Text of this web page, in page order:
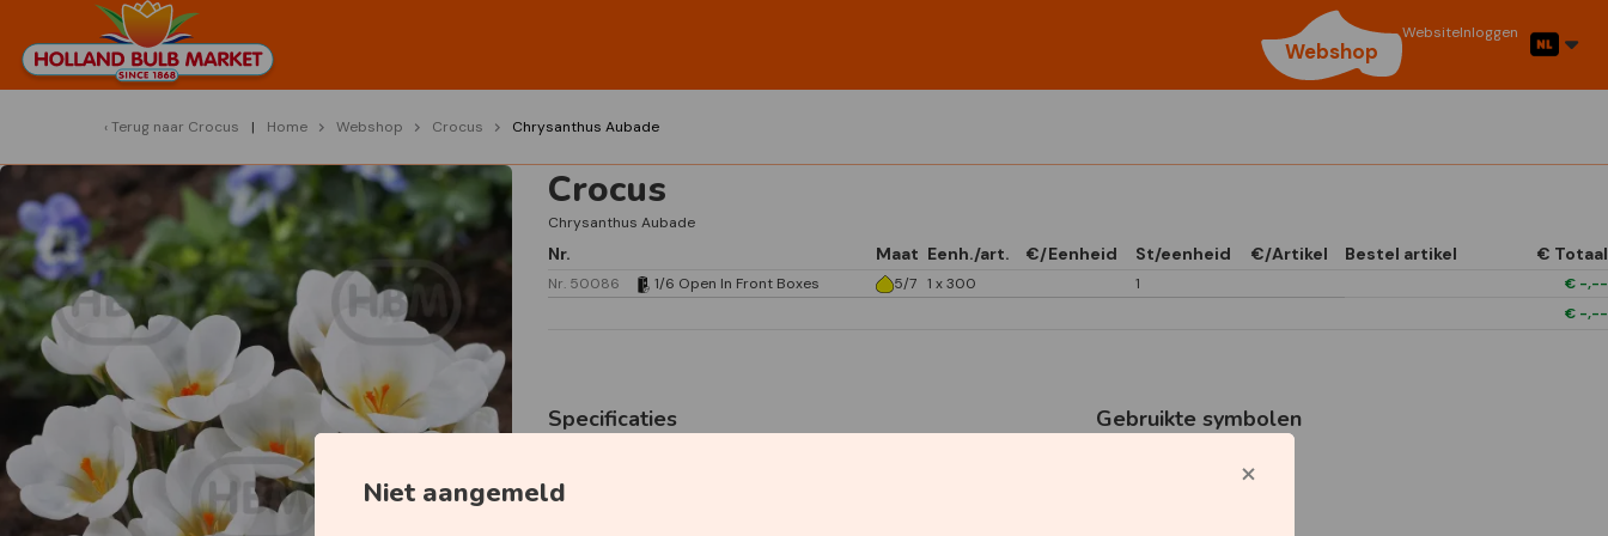
Webshop
WebsiteInloggen
Niet aangemeld
Terug naar Crocus Home Webshop Crocus Chrysanthus Aubade
Crocus
Chrysanthus Aubade
Nr. Maat Eenh./art. €/Eenheid St/eenheid €/Artikel Bestel artikel € Totaal
Nr. 50086 1/6 Open In Front Boxes 5/7 1 x 300 1 € -,--
€ -,--
Specificaties
Plantdiepte
Gebruikte symbolen
1/6 Open In Front